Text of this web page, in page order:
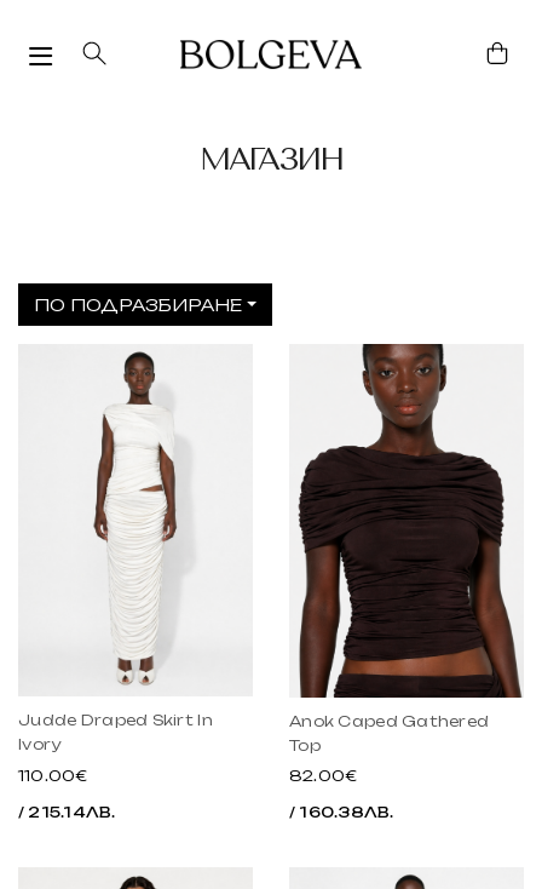
MАГАЗИН
ПО ПОДРАЗБИРАНЕ
Judde Draped Skirt In
Ivory
110.00€
/ 215.14ЛВ.
Anok Caped Gathered
Top
82.00€
/ 160.38ЛВ.